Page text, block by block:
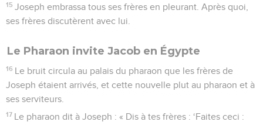
15 Joseph embrassa tous ses frères en pleurant. Après quoi,
ses frères discutèrent avec lui.
Le Pharaon invite Jacob en Égypte
16 Le bruit circula au palais du pharaon que les frères de
Joseph étaient arrivés, et cette nouvelle plut au pharaon et à
ses serviteurs.
17 Le pharaon dit à Joseph : « Dis à tes frères : ‘Faites ceci :